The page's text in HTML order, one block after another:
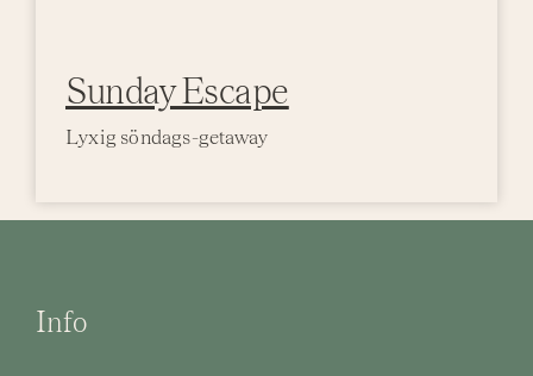
Sunday Escape
Lyxig söndags-getaway
Info